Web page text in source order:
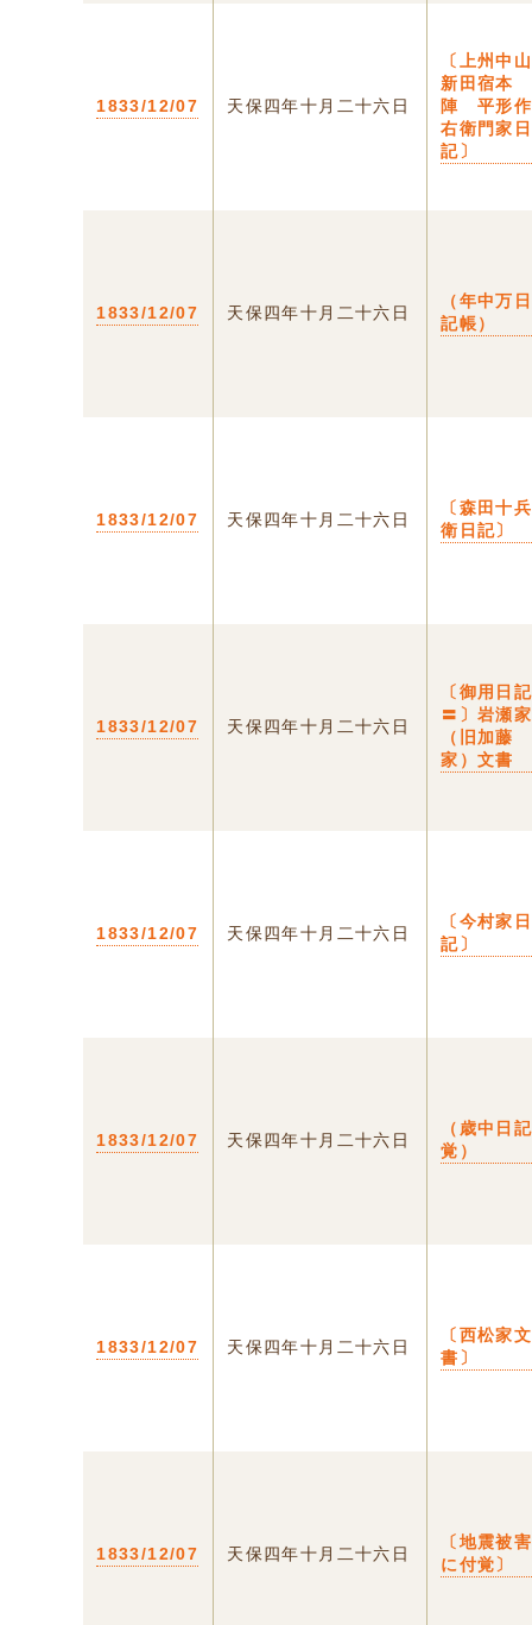
1833/12/07 天保四年十月二十六日
〔上州中山
新田宿本
陣 平形作
右衛門家日
記〕
1833/12/07 天保四年十月二十六日
（年中万日
記帳）
1833/12/07 天保四年十月二十六日
〔森田十兵
衛日記〕
1833/12/07 天保四年十月二十六日
〔御用日記
〓〕岩瀬家
（旧加藤
家）文書
1833/12/07 天保四年十月二十六日
〔今村家日
記〕
1833/12/07 天保四年十月二十六日
（歳中日記
覚）
1833/12/07 天保四年十月二十六日
〔西松家文
書〕
1833/12/07 天保四年十月二十六日
〔地震被害
に付覚〕